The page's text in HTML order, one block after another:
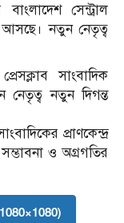
সেন্ট্রাল
নতুন নেতৃত্ব
সাংবাদিক
নেতৃত্ব নতুন দিগন্ত
প্রাণকেন্দ্র
ও অগ্রগতির